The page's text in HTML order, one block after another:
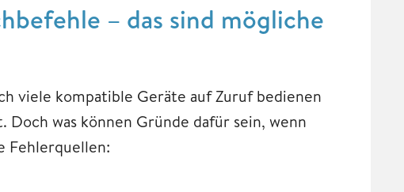
– das sind mögliche
viele kompatible Geräte auf Zuruf bedienen
was können Gründe dafür sein, wenn
Fehlerquellen: